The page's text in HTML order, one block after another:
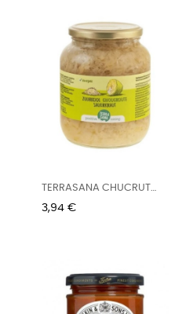
TERRASANA CHUCRUT
680G
Precio
3,94 €